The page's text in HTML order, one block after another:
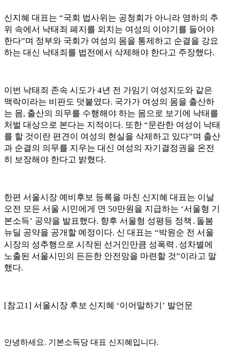
신지혜 대표는 “국회 법사위는 공청회가 아니라 영하의 추
위 속에서 낙태죄 폐지를 외치는 여성의 이야기를 들어야
한다”며 정부와 국회가 여성의 몸을 통제하고 순결을 강요
하는 대신 낙태죄를 법전에서 삭제해야 한다고 주장했다.
이번 낙태죄 존속 시도가 4년 전 가임기 여성지도와 같은
맥락이라는 비판도 덧붙였다. 국가가 여성의 몸을 출산하
는 몸, 출산의 의무를 수행해야 하는 몸으로 보기에 낙태를
처벌 대상으로 본다는 지적이다. 또한 “문란한 여성이 낙태
를 할 것이란 편견이 여성의 현실을 삭제하고 있다”며 출산
과 순결의 의무를 지우는 대신 여성의 자기결정권을 온전
히 보장해야 한다고 밝혔다.
한편 서울시장 예비후보 등록을 마친 신지혜 대표는 이날
오전 모든 서울 시민에게 연 50만원을 지급하는 ‘서울형 기
본소득’ 공약을 발표했다. 향후 서울형 성평등 정책 ․ 돌봄
뉴딜 공약을 공개할 예정이다. 신 대표는 “박원순 전 서울
시장의 성추행으로 시작된 선거인만큼 성폭력 ․ 성차별에
노출된 서울시민의 든든한 안전망을 마련할 것”이라고 말
했다.
[참고1] 서울시장 후보 신지혜 ‘이어말하기 ’ 발언문
안녕하세요. 기본소득당 대표 신지혜입니다.